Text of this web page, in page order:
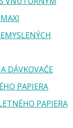
DÁVKOVAČE
PAPIERA
PAPIERA